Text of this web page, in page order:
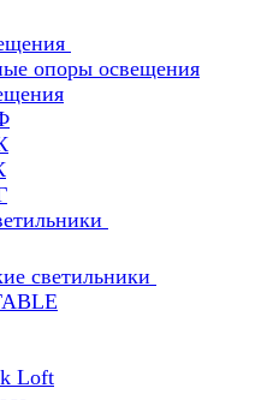
опоры освещения
светильники
Loft